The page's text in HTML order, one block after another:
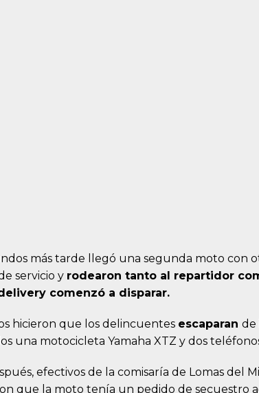
más tarde llegó una segunda moto con
servicio y rodearon tanto al repartidor
comenzó a disparar.
hicieron que los delincuentes escaparan de
una motocicleta Yamaha XTZ y dos
efectivos de la comisaría de Lomas del
que la moto tenía un pedido de secuestro